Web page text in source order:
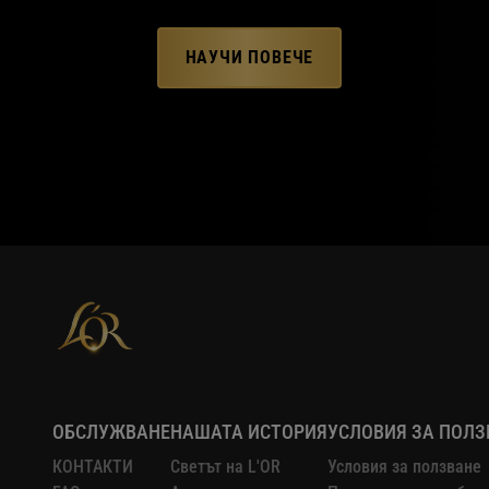
НАУЧИ ПОВЕЧЕ
ОБСЛУЖВАНЕ
КОНТАКТИ
НАШАТА ИСТОРИЯ
Светът на L'OR
УСЛОВИЯ ЗА
Условия за ползване